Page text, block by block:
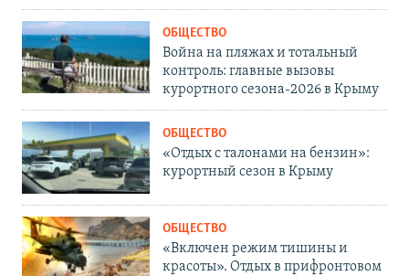
ОБЩЕСТВО
Война на пляжах и тотальный
контроль: главные вызовы
курортного сезона-2026 в Крыму
ОБЩЕСТВО
«Отдых с талонами на бензин»:
курортный сезон в Крыму
ОБЩЕСТВО
«Включен режим тишины и
красоты». Отдых в прифронтовом